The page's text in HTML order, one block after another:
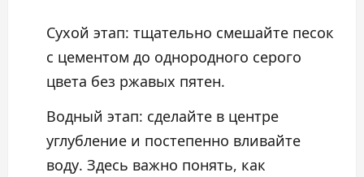
Сухой этап: тщательно смешайте песок
с цементом до однородного серого
цвета без ржавых пятен.
Водный этап: сделайте в центре
углубление и постепенно вливайте
воду. Здесь важно понять, как